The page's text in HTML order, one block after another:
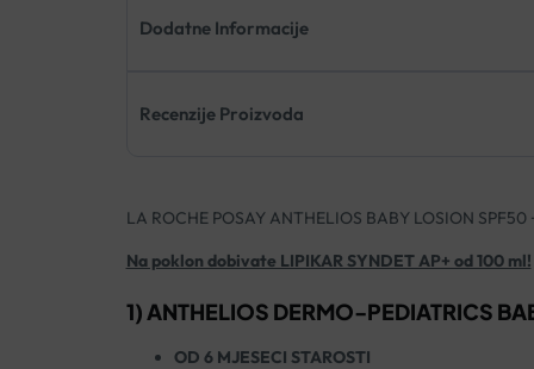
Dodatne Informacije
Recenzije Proizvoda
LA ROCHE POSAY ANTHELIOS BABY LOSION SPF50
Na poklon dobivate LIPIKAR SYNDET AP+ od 100 ml!
1) ANTHELIOS DERMO-PEDIATRICS
OD 6 MJESECI STAROSTI